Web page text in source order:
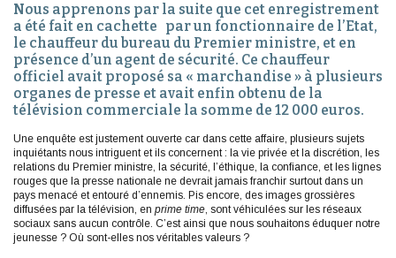
Nous apprenons par la suite que cet enregistrement
a été fait en cachette par un fonctionnaire de l’Etat,
le chauffeur du bureau du Premier ministre, et en
présence d’un agent de sécurité. Ce chauffeur
officiel avait proposé sa « marchandise » à plusieurs
organes de presse et avait enfin obtenu de la
télévision commerciale la somme de 12 000 euros.
Une enquête est justement ouverte car dans cette affaire, plusieurs sujets
inquiétants nous intriguent et ils concernent : la vie privée et la discrétion, les
relations du Premier ministre, la sécurité, l’éthique, la confiance, et les lignes
rouges que la presse nationale ne devrait jamais franchir surtout dans un
pays menacé et entouré d’ennemis. Pis encore, des images grossières
diffusées par la télévision, en prime time, sont véhiculées sur les réseaux
sociaux sans aucun contrôle. C’est ainsi que nous souhaitons éduquer notre
jeunesse ? Où sont-elles nos véritables valeurs ?